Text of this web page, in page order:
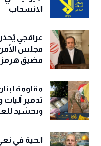
الانسحاب
عراقجي
مجلس
مضيق هرمز
مقاومة
تدمير
وتحشيد
الحية في